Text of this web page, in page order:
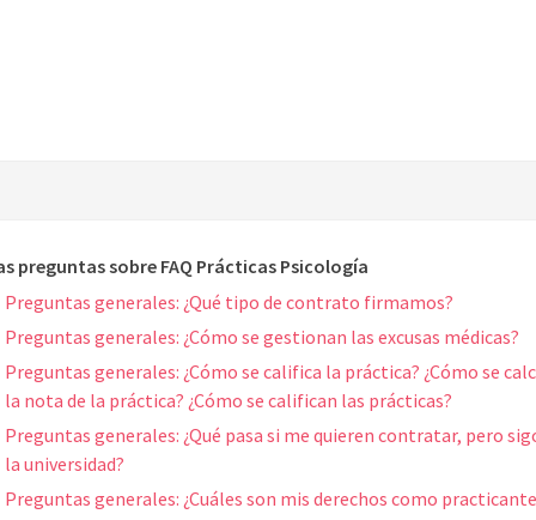
preguntas sobre FAQ Prácticas Psicología
Preguntas generales: ¿Qué tipo de contrato firmamos?
Preguntas generales: ¿Cómo se gestionan las excusas médicas?
Preguntas generales: ¿Cómo se califica la práctica? ¿Cómo se
la nota de la práctica? ¿Cómo se califican las prácticas?
Preguntas generales: ¿Qué pasa si me quieren contratar, pero
la universidad?
Preguntas generales: ¿Cuáles son mis derechos como